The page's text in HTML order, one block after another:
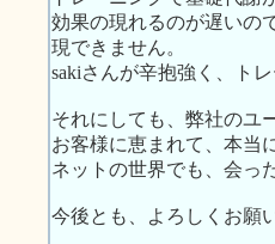
効果の現れるのが遅いの
現できません。
sakiさんが辛抱強く、ト
それにしても、弊社のユ
お客様に恵まれて、本当
ネットの世界でも、会っ
今後とも、よろしくお願